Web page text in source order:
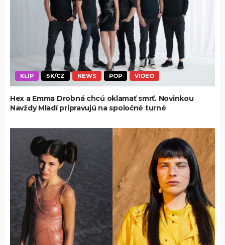
KLIP SK/CZ NEWS POP VIDEO
Hex a Emma Drobná chcú oklamať smrť. Novinkou
Navždy Mladí pripravujú na spoločné turné